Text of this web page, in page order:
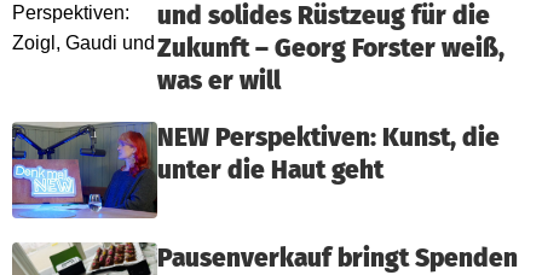
und solides Rüstzeug für die
Zukunft – Georg Forster weiß,
was er will
NEW Perspektiven: Kunst, die
unter die Haut geht
Pausenverkauf bringt Spenden